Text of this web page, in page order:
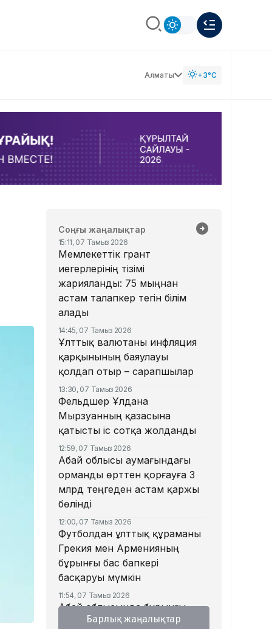
Алматы +3°C
Соңғы жаңалықтар
15:11, 07 Тамыз 2026
Мемлекеттік грант
иегерлерінің тізімі
жарияланды: 75 мыңнан
астам талапкер тегін білім
алады
14:45, 07 Тамыз 2026
Ұлттық валютаны инфляция
қарқынының баяулауы
қолдап отыр – сарапшылар
13:30, 07 Тамыз 2026
Фельдшер Ұлдана
Мырзуанның қазасына
қатысты іс сотқа жолданды
12:59, 07 Тамыз 2026
Абай облысы аумағындағы
орманды өрттен қорғауға 3
млрд теңгеден астам қаржы
бөлінді
12:00, 07 Тамыз 2026
Футболдан ұлттық құраманы
Грекия мен Арменияның
бұрынғы бас бапкері
басқаруы мүмкін
11:54, 07 Тамыз 2026
Абай облысында бұрынғы
жұбайын таяқпен ұрып
Барлық жаңалықтар